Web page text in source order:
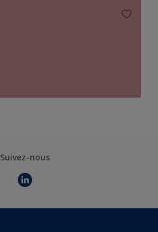
Suivez-nous